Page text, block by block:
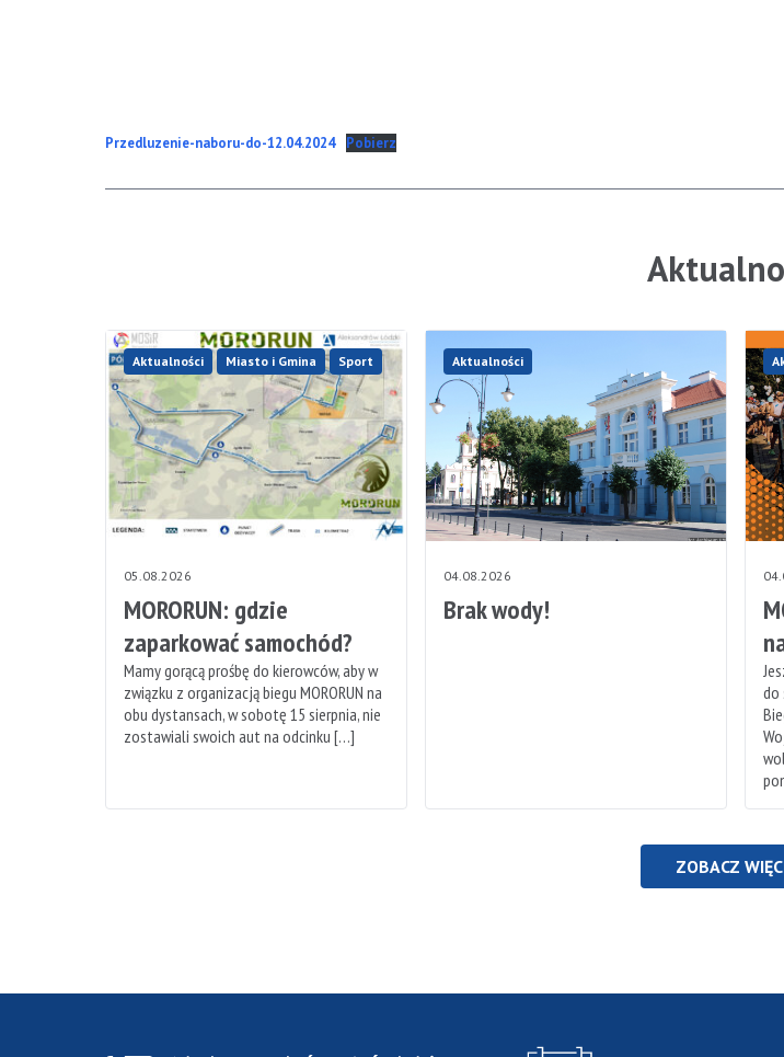
Przedluzenie-naboru-do-12.04.2024 Pobierz
Aktualności Miasto i Gmina Sport
05.08.2026
MORORUN: gdzie
zaparkować samochód?
Mamy gorącą prośbę do kierowców, aby w
związku z organizacją biegu MORORUN na
obu dystansach, w sobotę 15 sierpnia, nie
zostawiali swoich aut na odcinku […]
Aktualności
04.08.2026
Brak wody!
do
ZOBACZ